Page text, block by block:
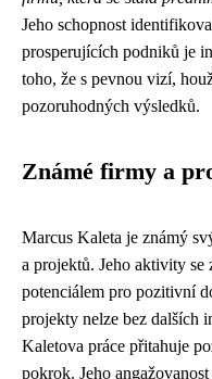
Jeho schopnost
prosperujících podniků je
toho, že s pevnou vizí,
pozoruhodných výsledků.
Známé firmy a
Marcus Kaleta je známý
a projektů. Jeho aktivity
potenciálem pro pozitivní
projekty nelze bez dalších
Kaletova práce přitahuje
pokrok. Jeho